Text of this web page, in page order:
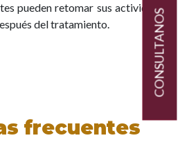
pueden retomar sus actividades
del tratamiento.
frecuentes
CONSULTANOS